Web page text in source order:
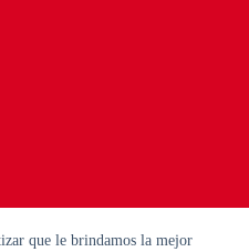
que le brindamos la mejor